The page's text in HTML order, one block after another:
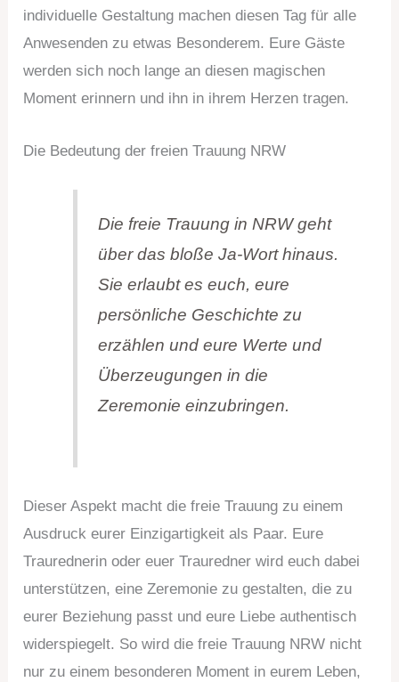
individuelle Gestaltung machen diesen Tag für alle
Anwesenden zu etwas Besonderem. Eure Gäste
werden sich noch lange an diesen magischen
Moment erinnern und ihn in ihrem Herzen tragen.
Die Bedeutung der freien Trauung NRW
Die freie Trauung in NRW geht
über das bloße Ja-Wort hinaus.
Sie erlaubt es euch, eure
persönliche Geschichte zu
erzählen und eure Werte und
Überzeugungen in die
Zeremonie einzubringen.
Dieser Aspekt macht die freie Trauung zu einem
Ausdruck eurer Einzigartigkeit als Paar. Eure
Traurednerin oder euer Trauredner wird euch dabei
unterstützen, eine Zeremonie zu gestalten, die zu
eurer Beziehung passt und eure Liebe authentisch
widerspiegelt. So wird die freie Trauung NRW nicht
nur zu einem besonderen Moment in eurem Leben,